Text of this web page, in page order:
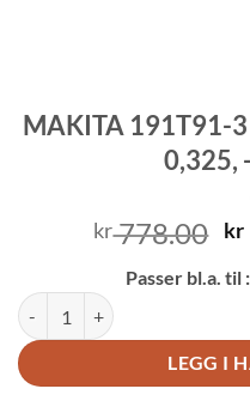
MAKITA 191T91-3
0,325,
kr778.00 kr
Passer bl.a. til
MAKITA 191T91-3 Sagkjede
LEGG I